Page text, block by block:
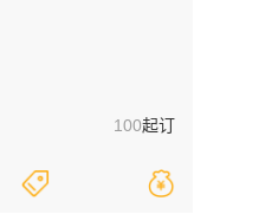
100起订